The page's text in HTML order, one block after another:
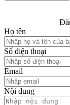
Họ tên
Số điện thoại
Email
Nội dung